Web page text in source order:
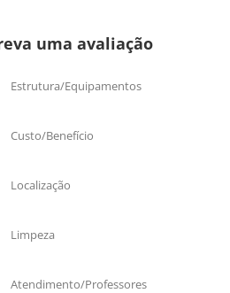
uma avaliação
Estrutura/Equipamentos
Custo/Benefício
Localização
Limpeza
Atendimento/Professores